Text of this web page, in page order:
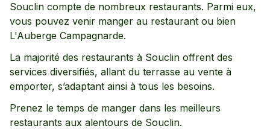
Souclin compte de nombreux restaurants. Parmi eux,
vous pouvez venir manger au restaurant ou bien
L'Auberge Campagnarde.
La majorité des restaurants à Souclin offrent des
services diversifiés, allant du terrasse au vente à
emporter, s’adaptant ainsi à tous les besoins.
Prenez le temps de manger dans les meilleurs
restaurants aux alentours de Souclin.